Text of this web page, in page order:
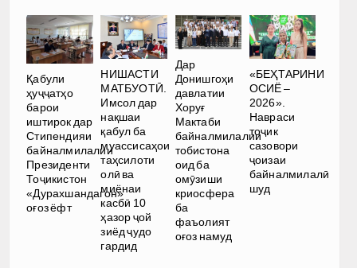
Қабули
ҳуҷҷатҳо
барои
иштирок дар
Стипендияи
байналмилалии
Президенти
Тоҷикистон
«Дурахшандагон»
оғоз ёфт
НИШАСТИ
МАТБУОТӢ.
Имсол дар
нақшаи
қабул ба
муассисаҳои
таҳсилоти
олӣ ва
миёнаи
касбӣ 10
ҳазор ҷой
зиёд ҷудо
гардид
Дар
Донишгоҳи
давлатии
Хоруғ
Мактаби
байналмилалии
тобистона
оид ба
омӯзиши
криосфера
ба
фаъолият
оғоз намуд
«БЕҲТАРИНИ
ОСИЁ –
2026».
Навраси
тоҷик
сазовори
ҷоизаи
байналмилалӣ
шуд